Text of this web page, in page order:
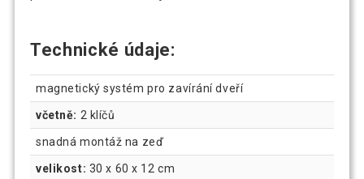
Technické údaje:
magnetický systém pro zavírání dveří
včetně: 2 klíčů
snadná montáž na zeď
velikost: 30 x 60 x 12 cm